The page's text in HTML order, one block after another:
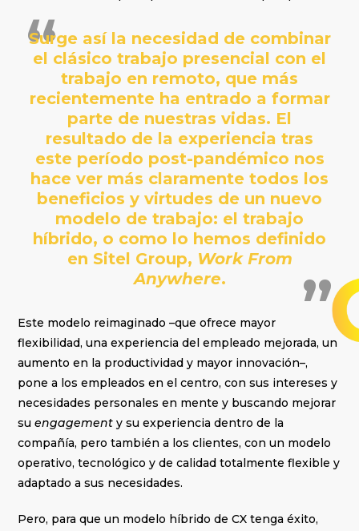
Surge así la necesidad de combinar
el clásico trabajo presencial con el
trabajo en remoto, que más
recientemente ha entrado a formar
parte de nuestras vidas. El
resultado de la experiencia tras
este período post-pandémico nos
hace ver más claramente todos los
beneficios y virtudes de un nuevo
modelo de trabajo: el trabajo
híbrido, o como lo hemos definido
en Sitel Group, Work From
Anywhere.
Este modelo reimaginado –que ofrece mayor
flexibilidad, una experiencia del empleado mejorada, un
aumento en la productividad y mayor innovación–,
pone a los empleados en el centro, con sus intereses y
necesidades personales en mente y buscando mejorar
suengagement y su experiencia dentro de la
compañía, pero también a los clientes, con un modelo
operativo, tecnológico y de calidad totalmente flexible y
adaptado a sus necesidades.
Pero, para que un modelo híbrido de CX tenga éxito,